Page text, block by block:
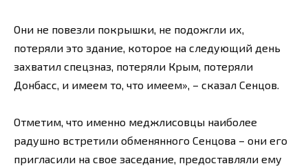
Они не повезли покрышки, не подожгли их,
потеряли это здание, которое на следующий день
захватил спецзназ, потеряли Крым, потеряли
Донбасс, и имеем то, что имеем», – сказал Сенцов.
Отметим, что именно меджлисовцы наиболее
радушно встретили обменянного Сенцова – они его
пригласили на свое заседание, предоставляли ему